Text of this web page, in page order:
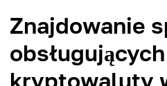
Znajdowanie
obsługujących
kryptowaluty